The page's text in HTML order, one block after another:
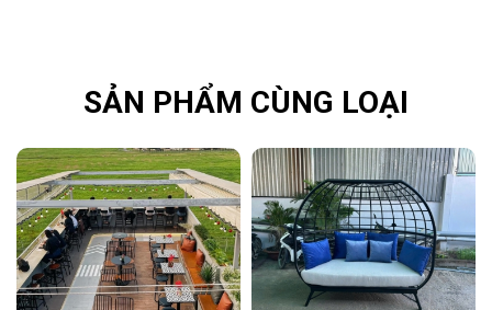
SẢN PHẨM CÙNG LOẠI